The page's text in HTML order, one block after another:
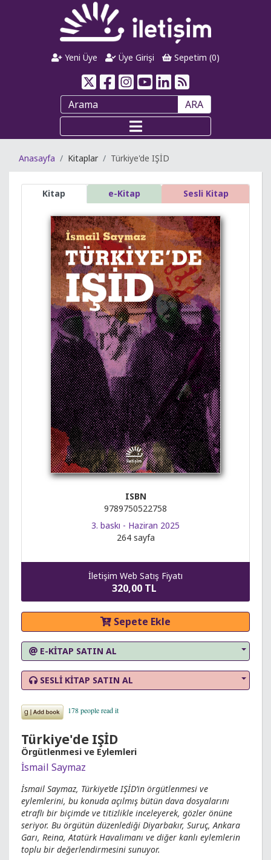
Yeni Üye Üye Girişi Sepetim (0)
ARA
Anasayfa Kitaplar Türkiye'de IŞİD
Kitap e-Kitap Sesli Kitap
ISBN
9789750522758
3. baskı - Haziran 2025
264 sayfa
İletişim Web Satış Fiyatı
320,00 TL
Sepete Ekle
E-KİTAP SATIN AL
SESLİ KİTAP SATIN AL
Türkiye'de IŞİD
Örgütlenmesi ve Eylemleri
İsmail Saymaz
İsmail Saymaz, Türkiye’de IŞİD’in örgütlenmesi ve
eylemlerini, bu konuda açılmış bütün dava dosyalarını
etraflı bir biçimde ve titizlikle inceleyerek, gözler önüne
seriyor. Bu örgütün düzenlediği Diyarbakır, Suruç, Ankara
Garı, Reina, Atatürk Havalimanı ve diğer kanlı eylemlerin
toplu bir değerlendirmesini sunuyor.